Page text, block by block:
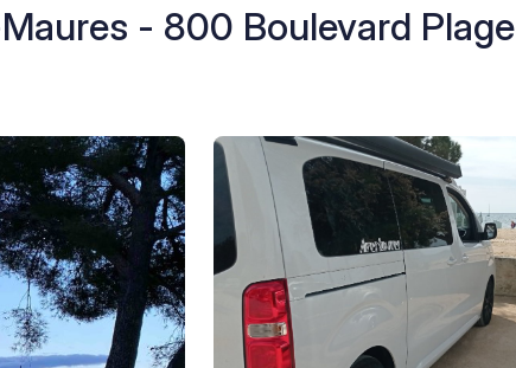
- 800 Boulevard